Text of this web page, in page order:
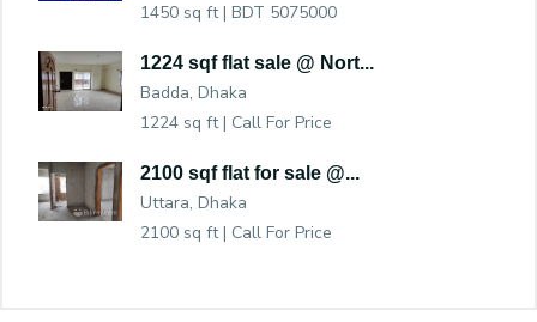
1450 sq ft | BDT 5075000
1224 sqf flat sale @ Nort...
Badda, Dhaka
1224 sq ft | Call For Price
2100 sqf flat for sale @...
Uttara, Dhaka
2100 sq ft | Call For Price